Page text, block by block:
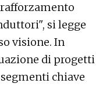
si legge
visione. In
di progetti
chiave